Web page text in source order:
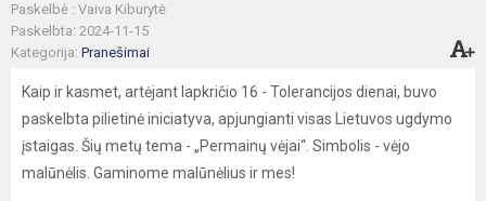
Paskelbė : Vaiva Kiburytė
Paskelbta: 2024-11-15
Kategorija: Pranešimai
Kaip ir kasmet, artėjant lapkričio 16 - Tolerancijos dienai, buvo
paskelbta pilietinė iniciatyva, apjungianti visas Lietuvos ugdymo
įstaigas. Šių metų tema - „Permainų vėjai“. Simbolis - vėjo
malūnėlis. Gaminome malūnėlius ir mes!